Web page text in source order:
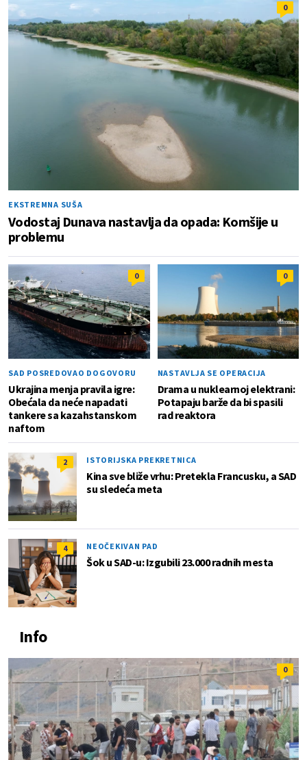
0
EKSTREMNA SUŠA
Vodostaj Dunava nastavlja da opada: Komšije u
problemu
0
SAD POSREDOVAO DOGOVORU
Ukrajina menja pravila igre:
Obećala da neće napadati
tankere sa kazahstanskom
naftom
0
NASTAVLJA SE OPERACIJA
Drama u nuklearnoj elektrani:
Potapaju barže da bi spasili
rad reaktora
2 ISTORIJSKA PREKRETNICA
Kina sve bliže vrhu: Pretekla Francusku, a SAD
su sledeća meta
4 NEOČEKIVAN PAD
Šok u SAD-u: Izgubili 23.000 radnih mesta
Info
0